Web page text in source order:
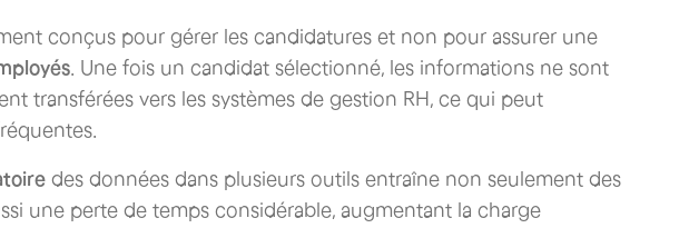
conçus pour gérer les candidatures et non pour assurer une
. Une fois un candidat sélectionné, les informations ne sont
transférées vers les systèmes de gestion RH, ce qui peut
des données dans plusieurs outils entraîne non seulement des
une perte de temps considérable, augmentant la charge